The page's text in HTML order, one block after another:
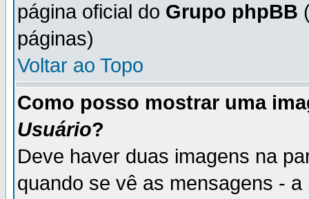
página oficial do Grupo phpBB
páginas)
Voltar ao Topo
Como posso mostrar uma
Usuário?
Deve haver duas imagens na
quando se vê as mensagens -